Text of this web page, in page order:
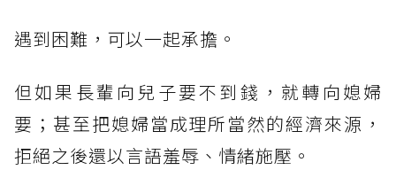
遇到困難，可以一起承擔。
但如果長輩向兒子要不到錢，就轉向媳婦
要；甚至把媳婦當成理所當然的經濟來源，
拒絕之後還以言語羞辱、情緒施壓。